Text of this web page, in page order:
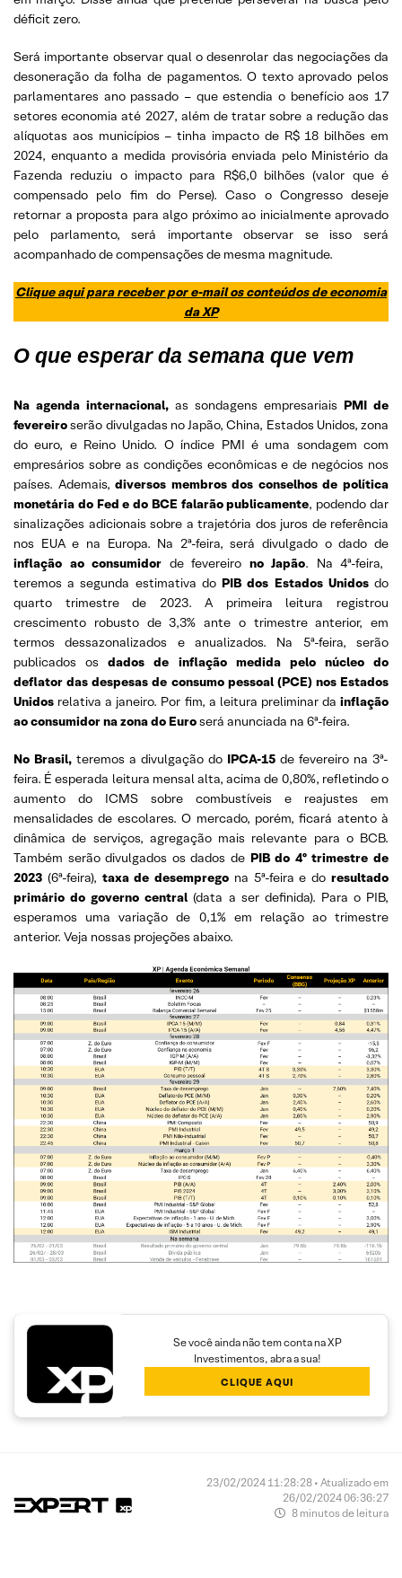
déficit zero.
Será importante observar qual o desenrolar das negociações da
desoneração da folha de pagamentos. O texto aprovado pelos
parlamentares ano passado – que estendia o benefício aos 17
setores economia até 2027, além de tratar sobre a redução das
alíquotas aos municípios – tinha impacto de R$ 18 bilhões em
2024, enquanto a medida provisória enviada pelo Ministério da
Fazenda reduziu o impacto para R$6,0 bilhões (valor que é
compensado pelo fim do Perse). Caso o Congresso deseje
retornar a proposta para algo próximo ao inicialmente aprovado
pelo parlamento, será importante observar se isso será
acompanhado de compensações de mesma magnitude.
Clique aqui para receber por e-mail os conteúdos de economia
da XP
O que esperar da semana que vem
Na agenda internacional, as sondagens empresariais PMI de
fevereiroserão divulgadas no Japão, China, Estados Unidos, zona
do euro, e Reino Unido. O índice PMI é uma sondagem com
empresários sobre as condições econômicas e de negócios nos
países. Ademais,diversos membros dos conselhos de política
monetária do Fed e do BCE falarão publicamente, podendo dar
sinalizações adicionais sobre a trajetória dos juros de referência
nos EUA e na Europa. Na 2ª-feira, será divulgado o dado de
inflação ao consumidor de fevereiro no Japão. Na 4ª-feira,
teremos a segunda estimativa doPIB dos Estados Unidosdo
quarto trimestre de 2023. A primeira leitura registrou
crescimento robusto de 3,3% ante o trimestre anterior, em
termos dessazonalizados e anualizados. Na 5ª-feira, serão
publicados osdados de inflação medida pelo núcleo do
deflator das despesas de consumo pessoal (PCE) nos Estados
Unidos relativa a janeiro. Por fim, a leitura preliminar da inflação
ao consumidor na zona do Euroserá anunciada na 6ª-feira.
No Brasil, teremos a divulgação do IPCA-15 de fevereiro na 3ª-
feira. É esperada leitura mensal alta, acima de 0,80%, refletindo o
aumento do ICMS sobre combustíveis e reajustes em
mensalidades de escolares. O mercado, porém, ficará atento à
dinâmica de serviços, agregação mais relevante para o BCB.
Também serão divulgados os dados de PIB do 4º trimestre de
2023 (6ª-feira), taxa de desemprego na 5ª-feira e doresultado
primário do governo central(data a ser definida). Para o PIB,
esperamos uma variação de 0,1% em relação ao trimestre
anterior. Veja nossas projeções abaixo.
Se você ainda não tem conta na XP
Investimentos, abra a sua!
CLIQUE AQUI
23/02/2024 11:28:28 • Atualizado em
26/02/2024 06:36:27
8 minutos de leitura